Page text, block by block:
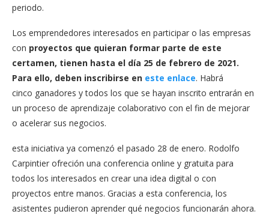
periodo.
Los emprendedores interesados en participar o las empresas
con proyectos que quieran formar parte de este
certamen, tienen hasta el día 25 de febrero de 2021.
Para ello, deben inscribirse en este enlace. Habrá
cinco ganadores y todos los que se hayan inscrito entrarán en
un proceso de aprendizaje colaborativo con el fin de mejorar
o acelerar sus negocios.
esta iniciativa ya comenzó el pasado 28 de enero. Rodolfo
Carpintier ofreción una conferencia online y gratuita para
todos los interesados en crear una idea digital o con
proyectos entre manos. Gracias a esta conferencia, los
asistentes pudieron aprender qué negocios funcionarán ahora.